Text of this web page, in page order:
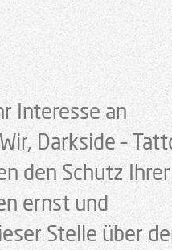
Interesse an
Darkside –
den Schutz Ihrer
ernst und
Stelle über